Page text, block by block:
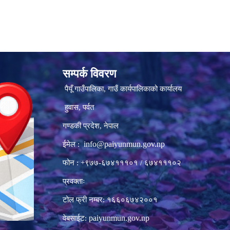
सम्पर्क विवरण
पैयूँ गाउँपालिका, गाउँ कार्यपालिकाको कार्यालय
हुवास, पर्वत
गण्डकी प्रदेश, नेपाल
ईमेल :info@paiyunmun.gov.np
फोन : +९७७-६७४१११०१ / ६७४१११०२
प्रवक्ताः
टोल फ्री नम्बर: १६६०६७४२००१
वेबसाईट: paiyunmun.gov.np